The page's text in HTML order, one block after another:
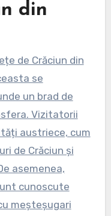
din
de Crăciun din
se
un brad de
Vizitatorii
austriece, cum
de Crăciun și
asemenea,
cunoscute
meșteșugari